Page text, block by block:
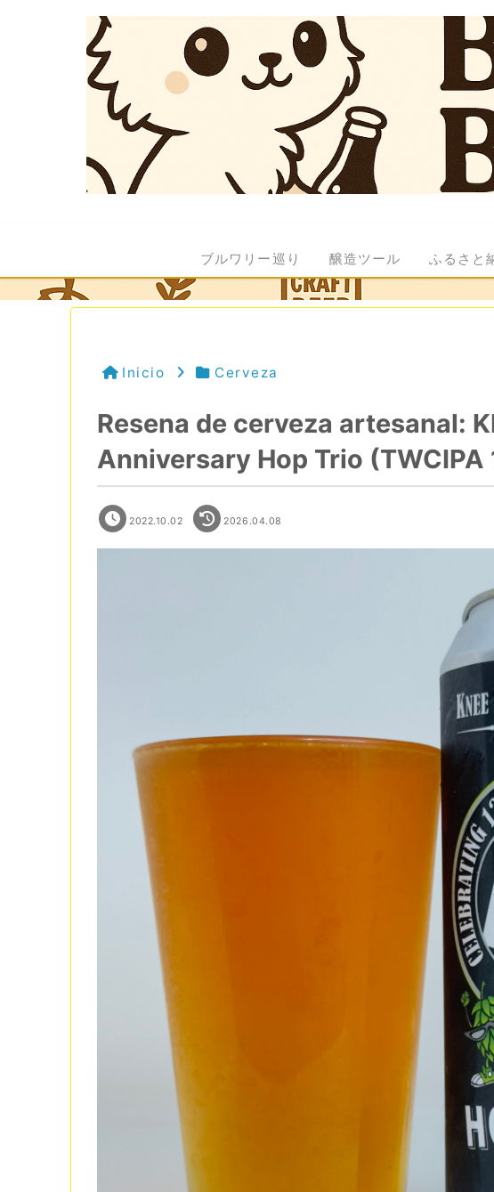
ブルワリー巡り 醸造ツール ふるさと
Inicio Cerveza
Resena de cerveza artesanal:
Anniversary Hop Trio (TWCIPA
2022.10.02 2026.04.08